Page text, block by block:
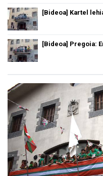
[Bideoa] Kartel
[Bideoa] Pregoia: